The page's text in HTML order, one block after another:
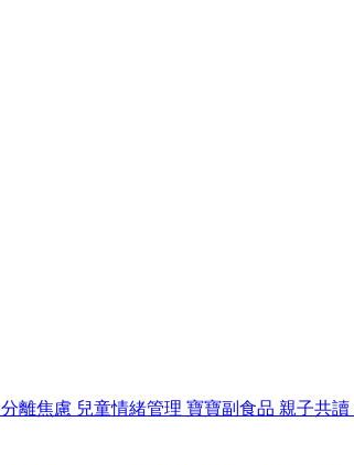
分離焦慮 兒童情緒管理 寶寶副食品 親子共讀